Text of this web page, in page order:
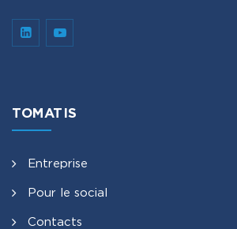
TOMATIS
Entreprise
Pour le social
Contacts